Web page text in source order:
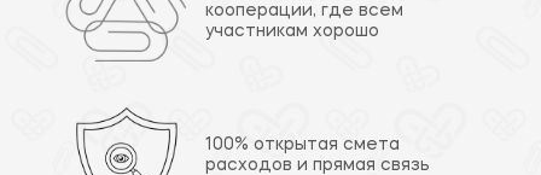
кооперации, где всем
участникам хорошо
100% открытая смета
расходов и прямая связь